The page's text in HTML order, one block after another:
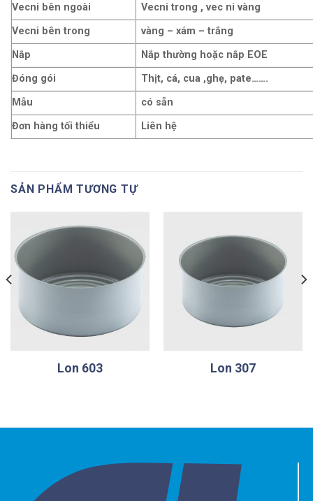
Vecni bên ngoài
Vecni trong , vec ni vàng
Vecni bên trong
vàng – xám – trắng
Nắp
Nắp thường hoặc nắp EOE
Đóng gói
Thịt, cá, cua ,ghẹ, pate…….
Mẫu
có sẵn
Đơn hàng tối thiểu
Liên hệ
SẢN PHẨM TƯƠNG TỰ
Lon 603 Lon 307